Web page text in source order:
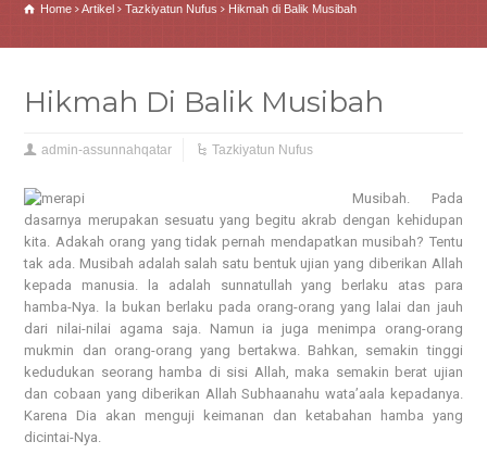
Home Artikel Tazkiyatun Nufus Hikmah di Balik Musibah
Hikmah Di Balik Musibah
admin-assunnahqatar Tazkiyatun Nufus
Musibah. Pada
dasarnya merupakan sesuatu yang begitu akrab dengan kehidupan
kita. Adakah orang yang tidak pernah mendapatkan musibah? Tentu
tak ada. Musibah adalah salah satu bentuk ujian yang diberikan Allah
kepada manusia. la adalah sunnatullah yang berlaku atas para
hamba-Nya. la bukan berlaku pada orang-orang yang lalai dan jauh
dari nilai-nilai agama saja. Namun ia juga menimpa orang-orang
mukmin dan orang-orang yang bertakwa. Bahkan, semakin tinggi
kedudukan seorang hamba di sisi Allah, maka semakin berat ujian
dan cobaan yang diberikan Allah Subhaanahu wata’aala kepadanya.
Karena Dia akan menguji keimanan dan ketabahan hamba yang
dicintai-Nya.